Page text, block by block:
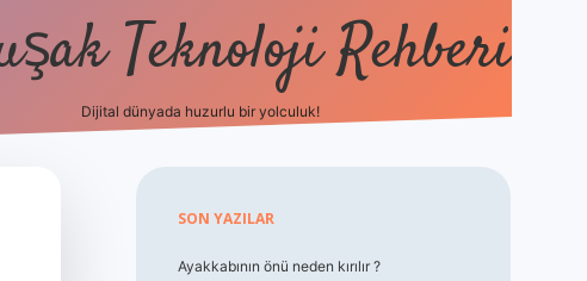
Teknoloji Rehberi
Dijital dünyada huzurlu bir yolculuk!
Sidebar
SON YAZILAR
Ayakkabının önü neden kırılır ?